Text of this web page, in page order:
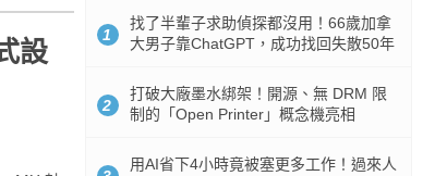
設
1
找了半輩子求助偵探都沒用！66歲加拿
大男子靠ChatGPT，成功找回失散50年
2
打破大廠墨水綁架！開源、無 DRM 限
制的「Open Printer」概念機亮相
用AI省下4小時竟被塞更多工作！過來人